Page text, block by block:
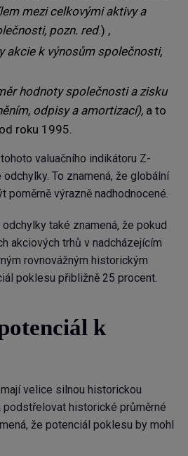
mezi celkovými aktivy a
pozn. red.) ,
akcie k výnosům společnosti,
hodnoty společnosti a zisku
odpisy a amortizací), a to
roku 1995.
valuačního indikátoru Z-
To znamená, že globální
poměrně výrazně nadhodnocené.
také znamená, že pokud
akciových trhů v nadcházejícím
rovnovážným historickým
poklesu přibližně 25 procent.
k
velice silnou historickou
historické průměrné
že potenciál poklesu by mohl